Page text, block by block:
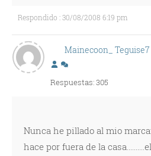
Respondido : 30/08/2008 6:19 pm
Mainecoon_ Teguise7
Respuestas: 305
Nunca he pillado al mio
hace por fuera de la